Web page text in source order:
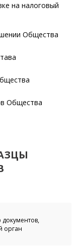
на налоговый
Общества
Общества
орган